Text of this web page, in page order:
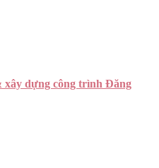
dựng công trình Đăng